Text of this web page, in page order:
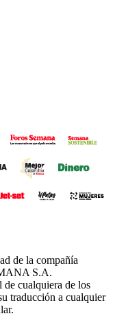
de la compañía
S.A.
de cualquiera de los
traducción a cualquier